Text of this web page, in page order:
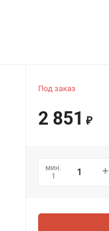
Под заказ
2 851 ₽
мин.
1